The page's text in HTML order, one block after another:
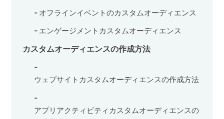
オフラインイベントのカスタムオーディエンス
エンゲージメントカスタムオーディエンス
カスタムオーディエンスの作成方法
ウェブサイトカスタムオーディエンスの作成方法
アプリアクティビティカスタムオーディエンスの